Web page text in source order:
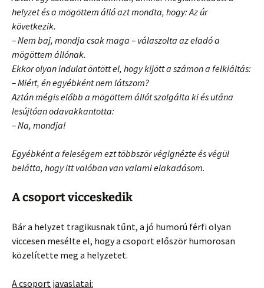
helyzet és a mögöttem álló azt mondta, hogy: Az úr
következik.
– Nem baj, mondja csak maga – válaszolta az eladó a
mögöttem állónak.
Ekkor olyan indulat öntött el, hogy kijött a számon a felkiáltás:
– Miért, én egyébként nem látszom?
Aztán mégis előbb a mögöttem állót szolgálta ki és utána
lesújtóan odavakkantotta:
– Na, mondja!
Egyébként a feleségem ezt többször végignézte és végül
belátta, hogy itt valóban van valami elakadásom.
A csoport vicceskedik
Bár a helyzet tragikusnak tűnt, a jó humorú férfi olyan
viccesen mesélte el, hogy a csoport először humorosan
közelítette meg a helyzetet.
A csoport javaslatai: